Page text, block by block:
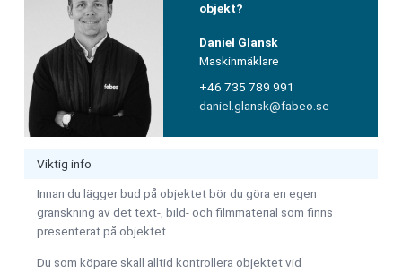
objekt?
Daniel Glansk
Maskinmäklare
+46 735 789 991
daniel.glansk@fabeo.se
Viktig info
Innan du lägger bud på objektet bör du göra en egen
granskning av det text-, bild- och filmmaterial som finns
presenterat på objektet.
Du som köpare skall alltid kontrollera objektet vid